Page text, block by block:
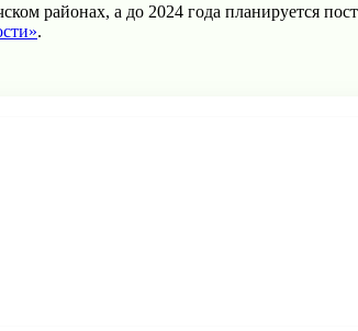
районах, а до 2024 года планируется
.